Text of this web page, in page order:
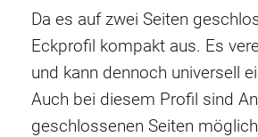
Da es auf zwei Seiten
Eckprofil kompakt aus. Es
und kann dennoch universell
Auch bei diesem Profil sind
geschlossenen Seiten